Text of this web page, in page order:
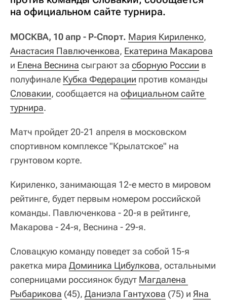
на официальном сайте турнира.
МОСКВА, 10 апр - Р-Спорт. Мария Кириленко,
Анастасия Павлюченкова, Екатерина Макарова
и Елена Веснина сыграют за сборную России в
полуфинале Кубка Федерации против команды
Словакии, сообщается на официальном сайте
турнира.
Матч пройдет 20-21 апреля в московском
спортивном комплексе "Крылатское" на
грунтовом корте.
Кириленко, занимающая 12-е место в мировом
рейтинге, будет первым номером российской
команды. Павлюченкова - 20-я в рейтинге,
Макарова - 24-я, Веснина - 29-я.
Словацкую команду поведет за собой 15-я
ракетка мира Доминика Цибулкова, остальными
соперницами россиянок будут Магдалена
Рыбарикова (45), Даниэла Гантухова (75) и Яна